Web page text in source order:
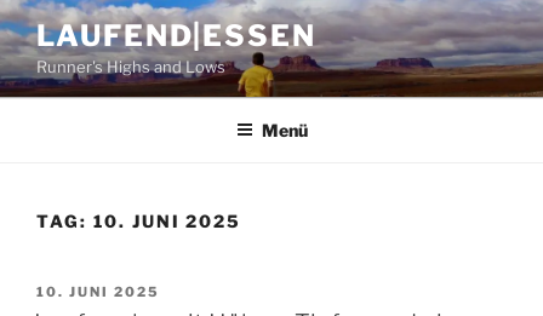
Zum
Inhalt
springen
LAUFEND|ESSEN
Runner's Highs and Lows
Menü
TAG: 10. JUNI 2025
VERÖFFENTLICHT
AM
10. JUNI 2025